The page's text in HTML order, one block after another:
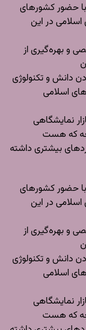
حضور کشورهای
در این
و بهره‌گیری از
دانش و تکنولوژی
اسلامی
نمایشگاهی
که هست
بیشتری داشته
حضور کشورهای
در این
و بهره‌گیری از
دانش و تکنولوژی
اسلامی
نمایشگاهی
که هست